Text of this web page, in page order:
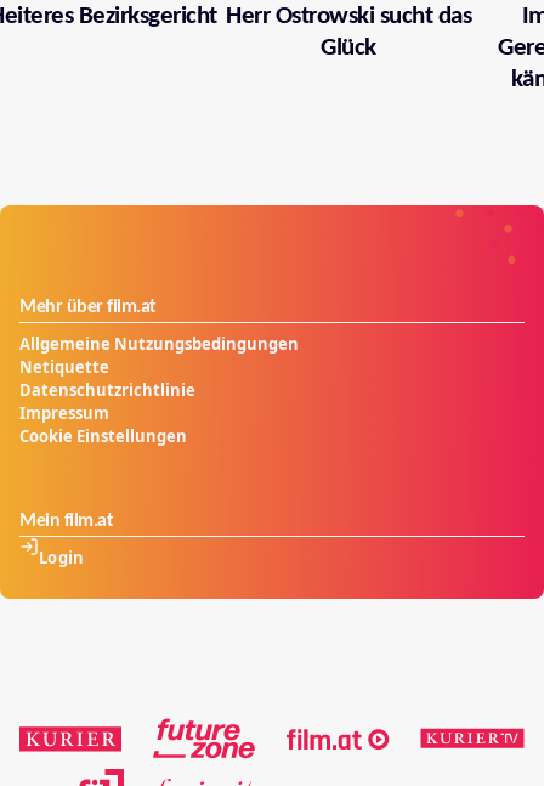
Bezirksgericht Herr Ostrowski sucht das
Glück
Mehr über film.at
Allgemeine Nutzungsbedingungen
Netiquette
Datenschutzrichtlinie
Impressum
Cookie Einstellungen
Mein film.at
Login